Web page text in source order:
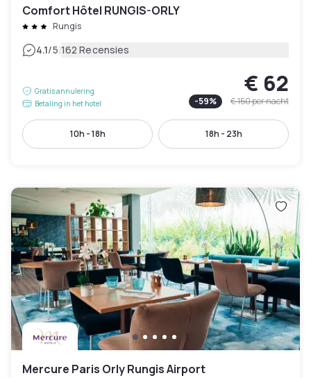
Comfort Hôtel RUNGIS-ORLY
Rungis
4.1/5|162 Recensies
Gratis annulering
Betaling in het hotel
€ 62
-59% € 150per nacht
10h - 18h 18h - 23h
Mercure Paris Orly Rungis Airport